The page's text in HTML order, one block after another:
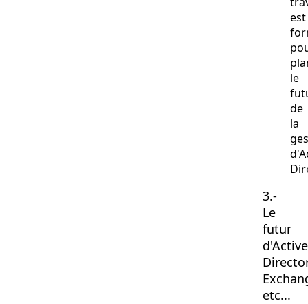
est
le
de
la
3.-
Le
futur
d'Active
etc...